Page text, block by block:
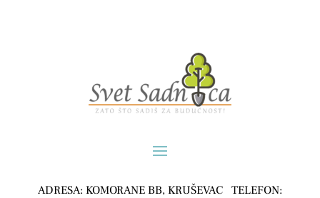
ADRESA: KOMORANE BB, KRUŠEVAC TELEFON: